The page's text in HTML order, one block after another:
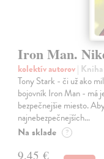
Iron Man.
kolektív autorov| Kniha
Tony Stark - či už ako
bojovník Iron Man - má
bezpečnejšie miesto.
najnebezpečnejších…
Na sklade ?
9,45 €